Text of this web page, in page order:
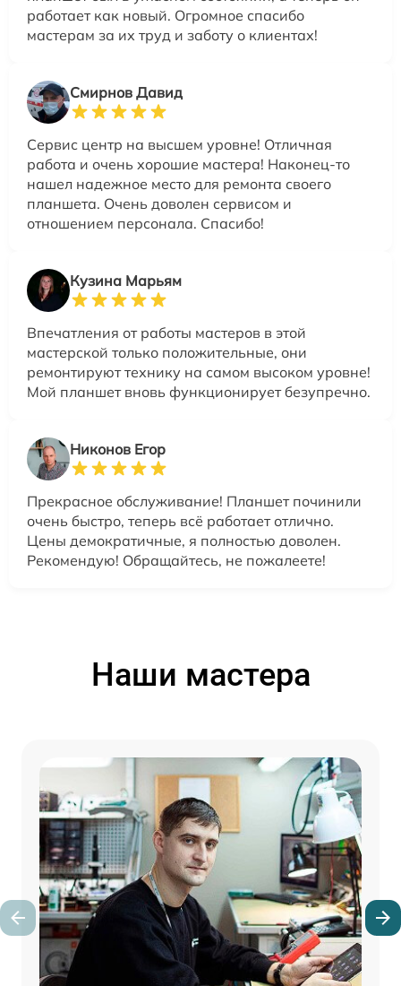
работает как новый. Огромное спасибо
мастерам за их труд и заботу о клиентах!
Смирнов Давид
Сервис центр на высшем уровне! Отличная
работа и очень хорошие мастера! Наконец-то
нашел надежное место для ремонта своего
планшета. Очень доволен сервисом и
отношением персонала. Спасибо!
Кузина Марьям
Впечатления от работы мастеров в этой
мастерской только положительные, они
ремонтируют технику на самом высоком уровне!
Мой планшет вновь функционирует безупречно.
Никонов Егор
Прекрасное обслуживание! Планшет починили
очень быстро, теперь всё работает отлично.
Цены демократичные, я полностью доволен.
Рекомендую! Обращайтесь, не пожалеете!
Наши мастера